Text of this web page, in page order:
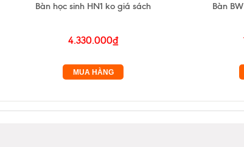
Bàn học sinh HN1 ko giá sách
4.330.000₫
MUA HÀNG
Bàn